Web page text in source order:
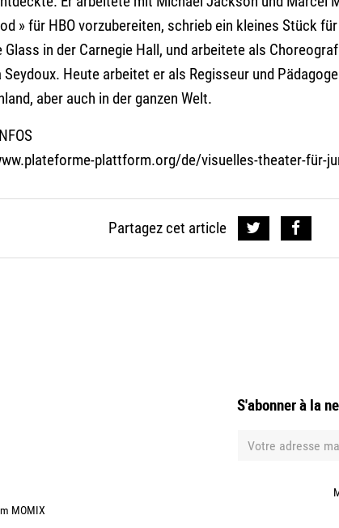
» für HBO vorzubereiten, schrieb ein kleines Stück
Glass in der Carnegie Hall, und arbeitete als
Seydoux. Heute arbeitet er als Regisseur und
aber auch in der ganzen Welt.
plattform.org/de/visuelles-theater-für-
Partagez cet article
MOMIX
S'abonner à la